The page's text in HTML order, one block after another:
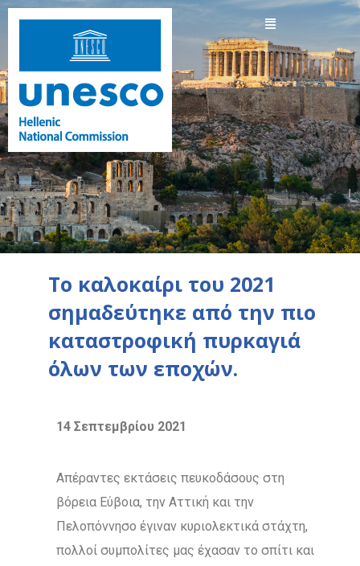
Το καλοκαίρι του 2021
σημαδεύτηκε από την πιο
καταστροφική πυρκαγιά
όλων των εποχών.
14 Σεπτεμβρίου 2021
Απέραντες εκτάσεις πευκοδάσους στη
βόρεια Εύβοια, την Αττική και την
Πελοπόννησο έγιναν κυριολεκτικά στάχτη,
πολλοί συμπολίτες μας έχασαν το σπίτι και